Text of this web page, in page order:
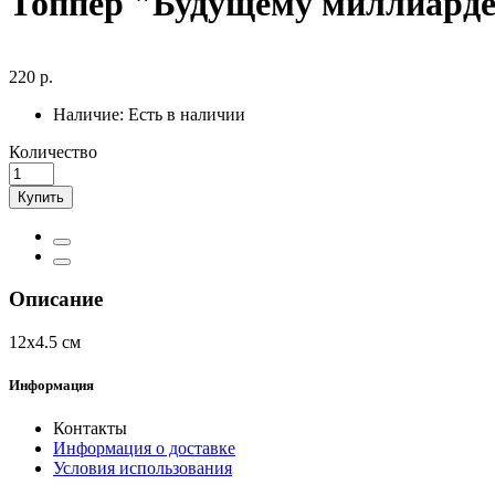
220 р.
Наличие: Есть в наличии
Количество
Купить
Описание
12х4.5 см
Информация
Контакты
Информация о доставке
Условия использования